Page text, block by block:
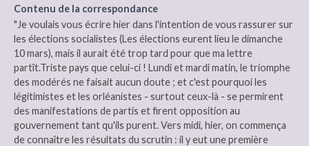
Contenu de la correspondance
"Je voulais vous écrire hier dans l'intention de vous rassurer sur
les élections socialistes (Les élections eurent lieu le dimanche
10 mars), mais il aurait été trop tard pour que ma lettre
partît.Triste pays que celui-ci ! Lundi et mardi matin, le triomphe
des modérés ne faisait aucun doute ; et c'est pourquoi les
légitimistes et les orléanistes - surtout ceux-là - se permirent
des manifestations de partis et firent opposition au
gouvernement tant qu'ils purent. Vers midi, hier, on commença
de connaître les résultats du scrutin : il y eut une première